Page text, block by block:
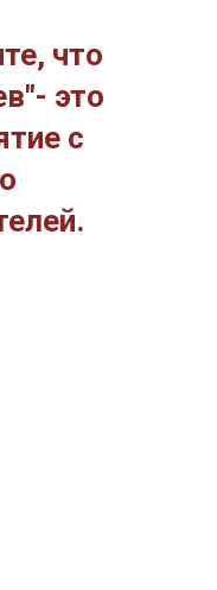
что
это
с